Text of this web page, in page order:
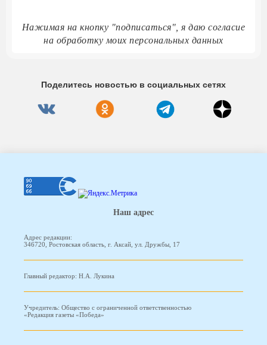
Нажимая на кнопку "подписаться", я даю согласие
на обработку моих персональных данных
Поделитесь новостью в социальных сетях
Наш адрес
Адрес редакции:
346720, Ростовская область, г. Аксай, ул. Дружбы, 17
Главный редактор: Н.А. Лукина
Учредитель: Общество с ограниченной ответственностью
«Редакция газеты «Победа»